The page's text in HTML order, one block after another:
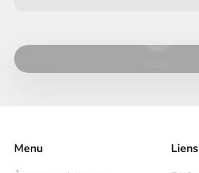
Menu
Liens